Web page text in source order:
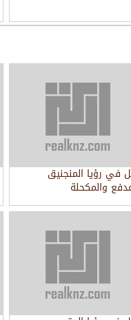
في رؤيا المنجنيق
والمكحلة